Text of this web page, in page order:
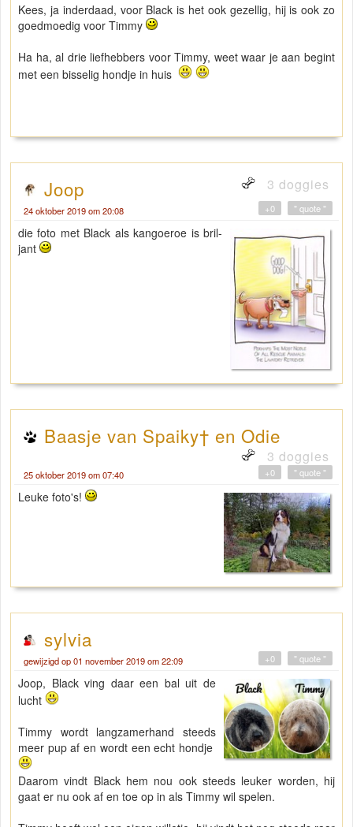
Kees, ja inderdaad, voor Black is het ook gezellig, hij is ook zo
goedmoedig voor Timmy
Ha ha, al drie liefhebbers voor Timmy, weet waar je aan begint
met een bisselig hondje in huis
Joop 3 doggies
24 oktober 2019 om 20:08 " quote "
+0
die foto met Black als kangoeroe is bril-
jant
Baasje van Spaiky† en Odie
3 doggies
25 oktober 2019 om 07:40 " quote "
+0
Leuke foto's!
sylvia
gewijzigd op 01 november 2019 om 22:09 " quote "
+0
Joop, Black ving daar een bal uit de
lucht
Timmy wordt langzamerhand steeds
meer pup af en wordt een echt hondje
Daarom vindt Black hem nou ook steeds leuker worden, hij
gaat er nu ook af en toe op in als Timmy wil spelen.